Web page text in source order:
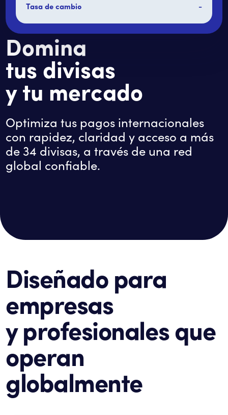
Tasa de cambio -
Domina
tus divisas
y tu mercado
Optimiza tus pagos internacionales
con rapidez, claridad y acceso a más
de 34 divisas, a través de una red
global confiable.
Diseñado para
empresas
y profesionales que
operan
globalmente